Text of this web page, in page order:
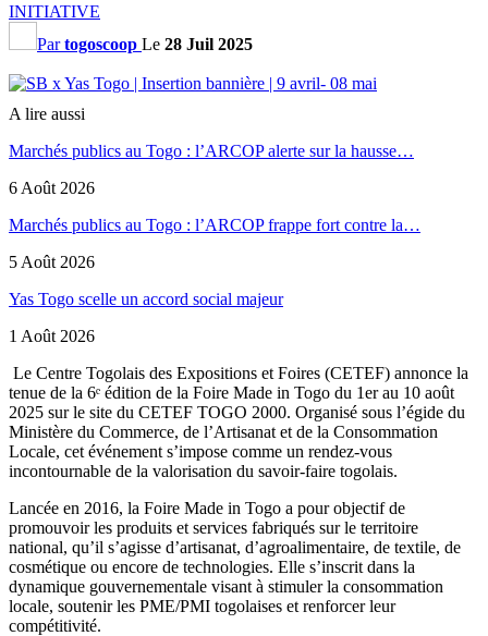
INITIATIVE
Partogoscoop Le 28 Juil 2025
A lire aussi
Marchés publics au Togo : l’ARCOP alerte sur la hausse…
6 Août 2026
Marchés publics au Togo : l’ARCOP frappe fort contre la…
5 Août 2026
Yas Togo scelle un accord social majeur
1 Août 2026
Le Centre Togolais des Expositions et Foires (CETEF) annonce la
tenue de la 6ᵉ édition de la Foire Made in Togo du 1er au 10 août
2025 sur le site du CETEF TOGO 2000. Organisé sous l’égide du
Ministère du Commerce, de l’Artisanat et de la Consommation
Locale, cet événement s’impose comme un rendez-vous
incontournable de la valorisation du savoir-faire togolais.
Lancée en 2016, la Foire Made in Togo a pour objectif de
promouvoir les produits et services fabriqués sur le territoire
national, qu’il s’agisse d’artisanat, d’agroalimentaire, de textile, de
cosmétique ou encore de technologies. Elle s’inscrit dans la
dynamique gouvernementale visant à stimuler la consommation
locale, soutenir les PME/PMI togolaises et renforcer leur
compétitivité.